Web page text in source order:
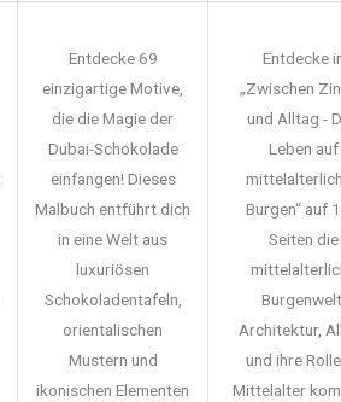
Entdecke 69
einzigartige Motive,
die die Magie der
Dubai-Schokolade
einfangen! Dieses
Malbuch entführt dich
in eine Welt aus
luxuriösen
Schokoladentafeln,
orientalischen
Mustern und
ikonischen Elementen
Entdecke
„Zwischen
und Alltag -
Leben auf
Burgen“ auf
Seiten die
Architektur,
und ihre
Mittelalter